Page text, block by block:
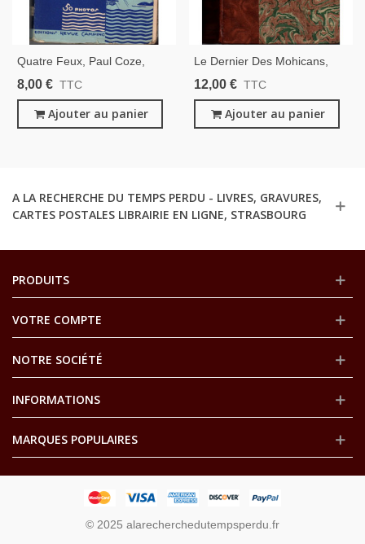
Quatre Feux, Paul Coze,
1935 -, Far West, Tribus
Scouts, Camping,
8,00 € TTC
Ajouter au panier
Le Dernier Des Mohicans,
Fenimore Cooper, 1930 -,
Western, Dos Cuir Rainures,
12,00 € TTC
Ajouter au panier
A LA RECHERCHE DU TEMPS PERDU - LIVRES, GRAVURES,
CARTES POSTALES LIBRAIRIE EN LIGNE, STRASBOURG
PRODUITS
VOTRE COMPTE
NOTRE SOCIÉTÉ
INFORMATIONS
MARQUES POPULAIRES
© 2025 alarecherchedutempsperdu.fr